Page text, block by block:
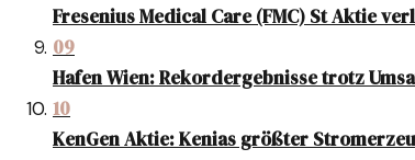
Fresenius Medical Care (FMC) St Aktie
09
Hafen Wien: Rekordergebnisse trotz
10
KenGen Aktie: Kenias größter